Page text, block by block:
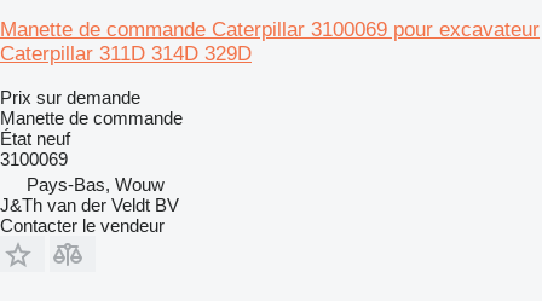
Manette de commande Caterpillar 3100069 pour excavateur
Caterpillar 311D 314D 329D
Prix sur demande
Manette de commande
État neuf
3100069
Pays-Bas, Wouw
J&Th van der Veldt BV
Contacter le vendeur